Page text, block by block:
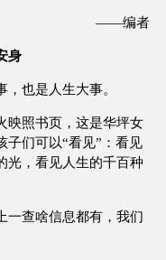
——编者
身
也是人生大事。
照书页，这是华坪女
子们可以“看见”：看见
光，看见人生的千百种
查啥信息都有，我们